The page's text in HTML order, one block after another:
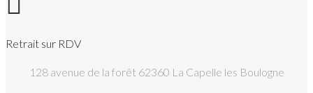
Retrait sur RDV
128 avenue de la forêt 62360 La Capelle les Boulogne